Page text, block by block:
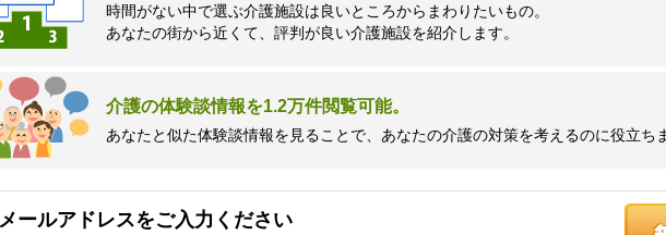
時間がない中で選ぶ介護施設は良いところからまわりたいもの。
あなたの街から近くて、評判が良い介護施設を紹介します。
介護の体験談情報を1.2万件閲覧可能。
あなたと似た体験談情報を見ることで、あなたの介護の対策を考えるのに役立ち
メールアドレスをご入力ください